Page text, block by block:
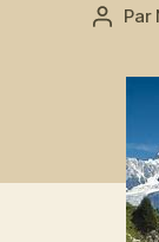
Auteur
Par